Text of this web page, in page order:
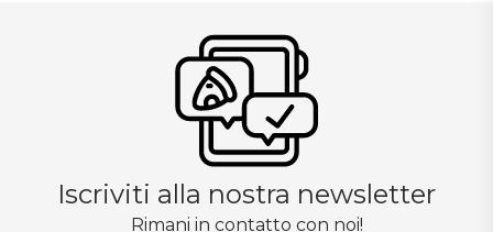
Iscriviti alla nostra newsletter
Rimani in contatto con noi!